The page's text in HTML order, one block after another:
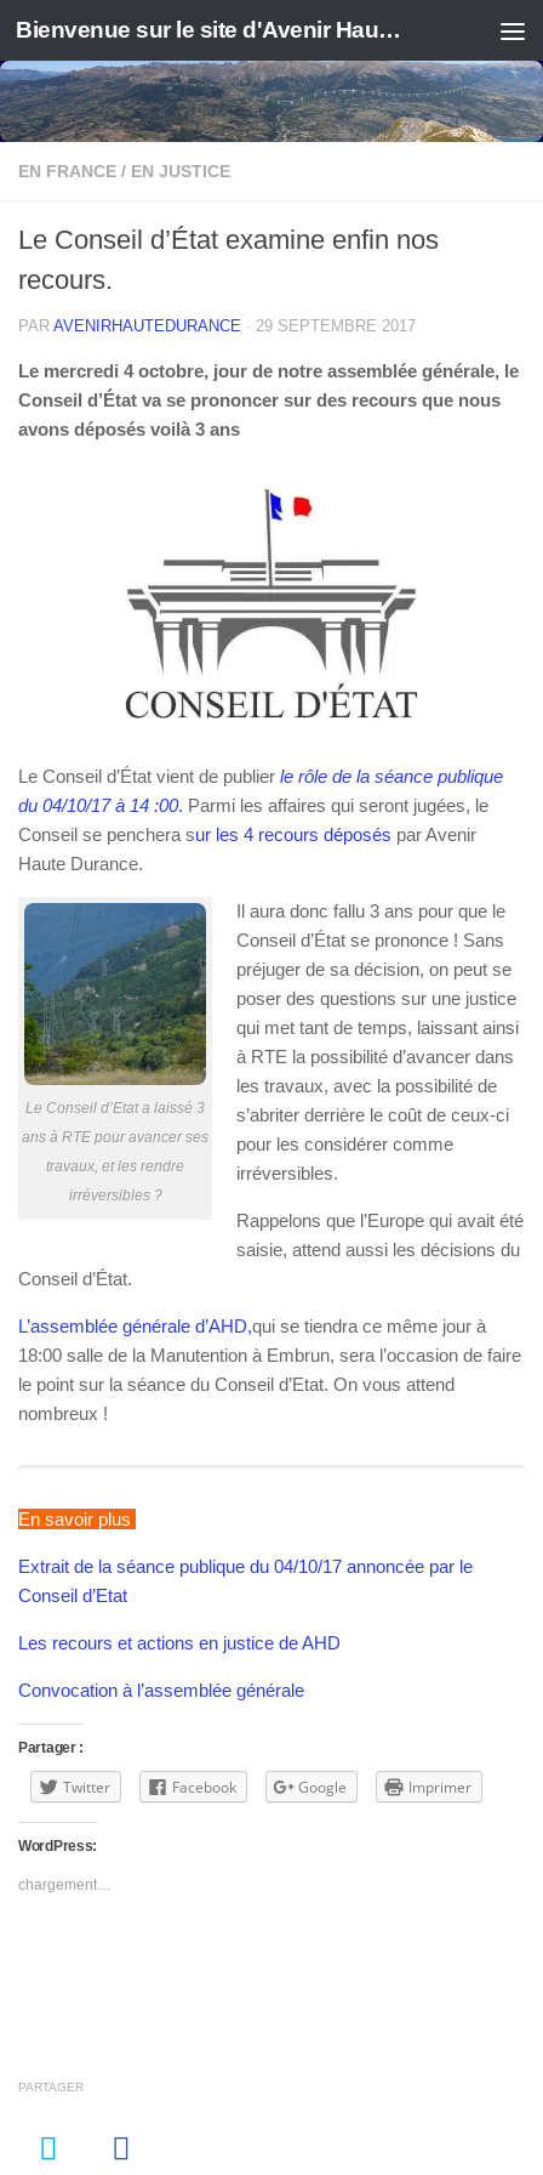
Bienvenue sur le site d'Avenir Haute Durance
EN FRANCE / EN JUSTICE
Le Conseil d’État examine enfin nos
recours.
PAR AVENIRHAUTEDURANCE · 29 SEPTEMBRE 2017
Le mercredi 4 octobre, jour de notre assemblée générale, le
Conseil d’État va se prononcer sur des recours que nous
avons déposés voilà 3 ans
Le Conseil d’État vient de publier le rôle de la séance publique
du 04/10/17 à 14 :00. Parmi les affaires qui seront jugées, le
Conseil se penchera sur les 4 recours déposés par Avenir
Haute Durance.
Le Conseil d’Etat a laissé 3
ans à RTE pour avancer ses
travaux, et les rendre
irréversibles ?
Il aura donc fallu 3 ans pour que le
Conseil d’État se prononce ! Sans
préjuger de sa décision, on peut se
poser des questions sur une justice
qui met tant de temps, laissant ainsi
à RTE la possibilité d’avancer dans
les travaux, avec la possibilité de
s’abriter derrière le coût de ceux-ci
pour les considérer comme
irréversibles.
Rappelons que l’Europe qui avait été
saisie, attend aussi les décisions du
Conseil d’État.
L’assemblée générale d’AHD,qui se tiendra ce même jour à
18:00 salle de la Manutention à Embrun, sera l’occasion de faire
le point sur la séance du Conseil d’Etat. On vous attend
nombreux !
En savoir plus
Extrait de la séance publique du 04/10/17 annoncée par le
Conseil d’Etat
Les recours et actions en justice de AHD
Convocation à l’assemblée générale
Partager :
Twitter Facebook Google Imprimer
WordPress:
chargement…
PARTAGER